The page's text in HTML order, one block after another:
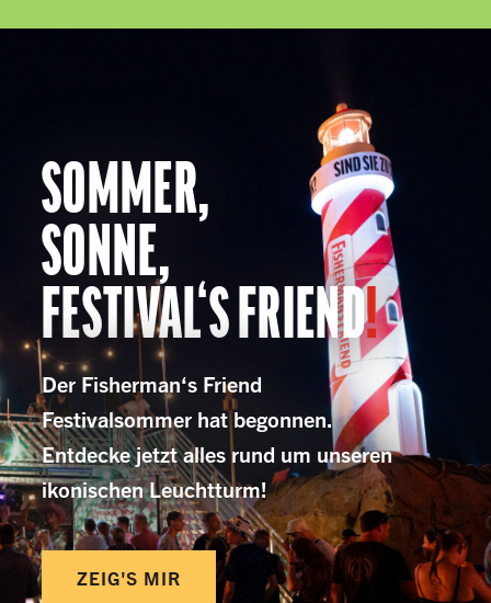
SOMMER,
SONNE,
FESTIVAL‘S FRIEND!
Der Fisherman‘s Friend
Festivalsommer hat begonnen.
Entdecke jetzt alles rund um unseren
ikonischen Leuchtturm!
ZEIG'S MIR